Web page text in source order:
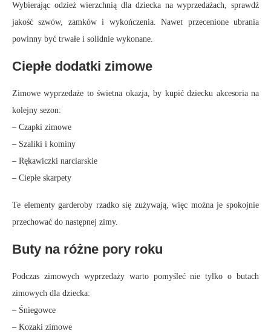
Wybierając odzież wierzchnią dla dziecka na wyprzedażach, sprawdź
jakość szwów, zamków i wykończenia. Nawet przecenione ubrania
powinny być trwałe i solidnie wykonane.
Ciepłe dodatki zimowe
Zimowe wyprzedaże to świetna okazja, by kupić dziecku akcesoria na
kolejny sezon:
– Czapki zimowe
– Szaliki i kominy
– Rękawiczki narciarskie
– Ciepłe skarpety
Te elementy garderoby rzadko się zużywają, więc można je spokojnie
przechować do następnej zimy.
Buty na różne pory roku
Podczas zimowych wyprzedaży warto pomyśleć nie tylko o butach
zimowych dla dziecka:
– Śniegowce
– Kozaki zimowe